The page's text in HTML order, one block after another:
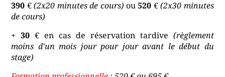
390 €(2x20 minutes de cours) ou520 €(2x30 minutes
de cours)
+ 30 € en cas de réservation tardive (règlement
moins d'un mois jour pour jour avant le début du
stage)